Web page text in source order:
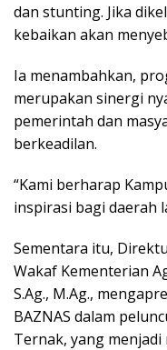
dan stunting. Jika
kebaikan akan
Ia menambahkan,
merupakan sinergi
pemerintah dan
berkeadilan.
“Kami berharap
inspirasi bagi daerah
Sementara itu,
Wakaf Kementerian
S.Ag., M.Ag.,
BAZNAS dalam
Ternak, yang